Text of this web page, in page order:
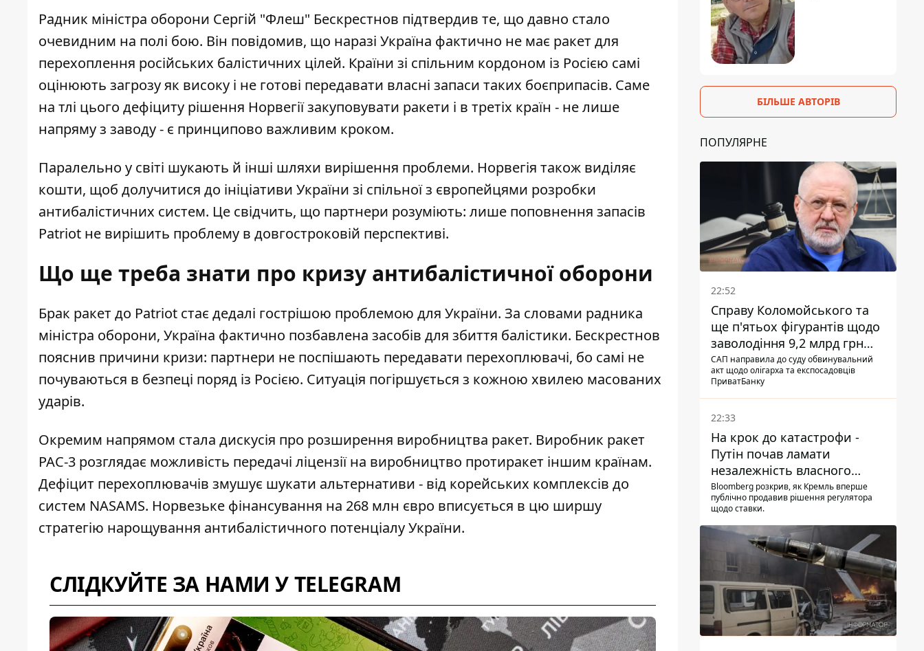
Радник міністра оборони Сергій "Флеш" Бескрестнов підтвердив те, що давно стало
очевидним на полі бою. Він повідомив, що наразі Україна фактично не має ракет для
перехоплення російських балістичних цілей. Країни зі спільним кордоном із Росією самі
оцінюють загрозу як високу і не готові передавати власні запаси таких боєприпасів. Саме
на тлі цього дефіциту рішення Норвегії закуповувати ракети і в третіх країн - не лише
напряму з заводу - є принципово важливим кроком.
Паралельно у світі шукають й інші шляхи вирішення проблеми. Норвегія також виділяє
кошти, щоб долучитися до ініціативи України зі спільної з європейцями розробки
антибалістичних систем. Це свідчить, що партнери розуміють: лише поповнення запасів
Patriot не вирішить проблему в довгостроковій перспективі.
Що ще треба знати про кризу антибалістичної оборони
Брак ракет до Patriot стає дедалі гострішою проблемою для України. За словами радника
міністра оборони, Україна фактично позбавлена засобів для збиття балістики. Бескрестнов
пояснив причини кризи: партнери не поспішають передавати перехоплювачі, бо самі не
почуваються в безпеці поряд із Росією. Ситуація погіршується з кожною хвилею масованих
ударів.
Окремим напрямом стала дискусія про розширення виробництва ракет. Виробник ракет
PAC-3 розглядає можливість передачі ліцензії на виробництво протиракет іншим країнам.
Дефіцит перехоплювачів змушує шукати альтернативи - від корейських комплексів до
систем NASAMS. Норвезьке фінансування на 268 млн євро вписується в цю ширшу
стратегію нарощування антибалістичного потенціалу України.
СЛІДКУЙТЕ ЗА НАМИ У TELEGRAM
БІЛЬШЕ АВТОРІВ
ПОПУЛЯРНЕ
22:52
Справу Коломойського та
ще п'ятьох фігурантів щодо
заволодіння 9,2 млрд грн
ПриватБанку скерували до
суду
САП направила до суду обвинувальний
акт щодо олігарха та експосадовців
ПриватБанку
22:33
На крок до катастрофи -
Путін почав ламати
незалежність власного
Центробанку, змусивши
знизити базову ставку
Bloomberg розкрив, як Кремль вперше
публічно продавив рішення регулятора
щодо ставки.